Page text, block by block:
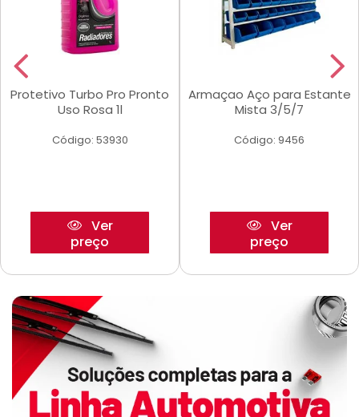
Protetivo Turbo Pro Pronto
Uso Rosa 1l
Código: 53930
Ver
preço
Armaçao Aço para Estante
Mista 3/5/7
Código: 9456
Ver
preço